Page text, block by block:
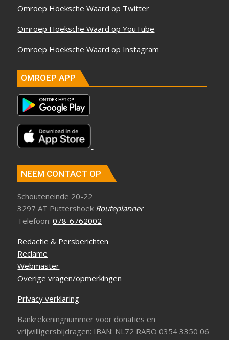
Omroep Hoeksche Waard op Twitter
Omroep Hoeksche Waard op YouTube
Omroep Hoeksche Waard op Instagram
OMROEP APP
NEEM CONTACT OP
Schouteneinde 20-22
3297 AT Puttershoek Routeplanner
Telefoon:078-6762002
Redactie & Persberichten
Reclame
Webmaster
Overige vragen/opmerkingen
Privacy verklaring
Bankrekeningnummer voor donaties en
vrijwilligersbijdragen: IBAN: NL72 RABO 0354 3350 06